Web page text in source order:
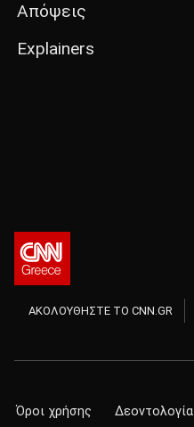
Απόψεις
Explainers
ΑΚΟΛΟΥΘΗΣΤΕ ΤΟ CNN.GR
Όροι χρήσης Δεοντολογία